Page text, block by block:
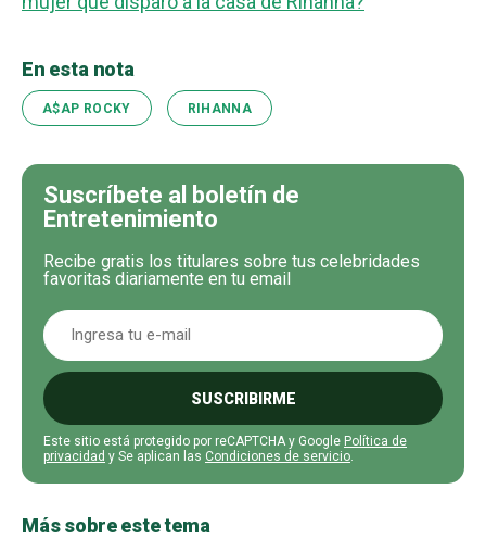
En esta nota
A$AP ROCKY RIHANNA
Suscríbete al boletín de
Entretenimiento
Recibe gratis los titulares sobre tus celebridades
favoritas diariamente en tu email
SUSCRIBIRME
Este sitio está protegido por reCAPTCHA y Google Política de
privacidad y Se aplican las Condiciones de servicio.
Más sobre este tema